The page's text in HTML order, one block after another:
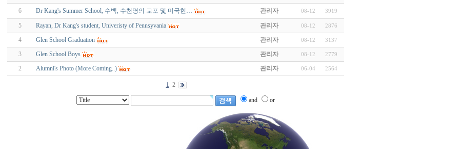
6 Dr Kang's Summer School, 수백, 수천명의 교포 및 미국현… 관리자 08-12 3919
5 Rayan, Dr Kang's student, Univeristy of Pennsyvania 관리자 08-12 2876
4 Glen School Graduation 관리자 08-12 3137
3 Glen School Boys 관리자 08-12 2779
2 Alumni's Photo (More Coming..) 관리자 06-04 2564
1 2
and or